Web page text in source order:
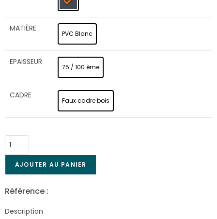
MATIÈRE
PVC Blanc
EPAISSEUR
75 / 100 ème
CADRE
Faux cadre bois
AJOUTER AU PANIER
Référence :
Description